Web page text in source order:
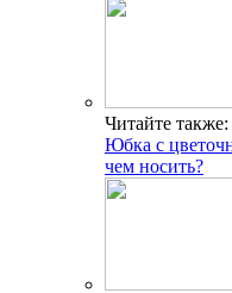
Читайте также:
Юбка с
чем носить?